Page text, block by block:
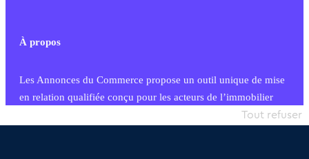
À propos
Les Annonces du Commerce propose un outil unique de mise
en relation qualifiée conçu pour les acteurs de l’immobilier
commercial et les collectivités territoriales, simple et intégrant
Tout refuser